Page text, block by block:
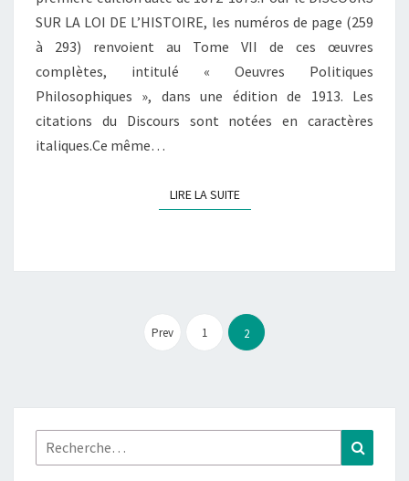
SUR LA LOI DE L’HISTOIRE, les numéros de page (259
à 293) renvoient au Tome VII de ces œuvres
complètes, intitulé « Oeuvres Politiques
Philosophiques », dans une édition de 1913. Les
citations du Discours sont notées en caractères
italiques.Ce même…
LIRE LA SUITELIRE LA SUITE
Pagination
des
publications
Prev 1 2
Rechercher :